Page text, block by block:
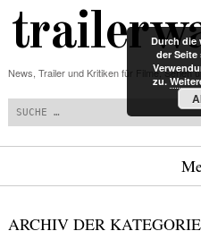
News, Trailer und Kritiken für Filme, Serien
ARCHIV DER
Durch die
der
zu.